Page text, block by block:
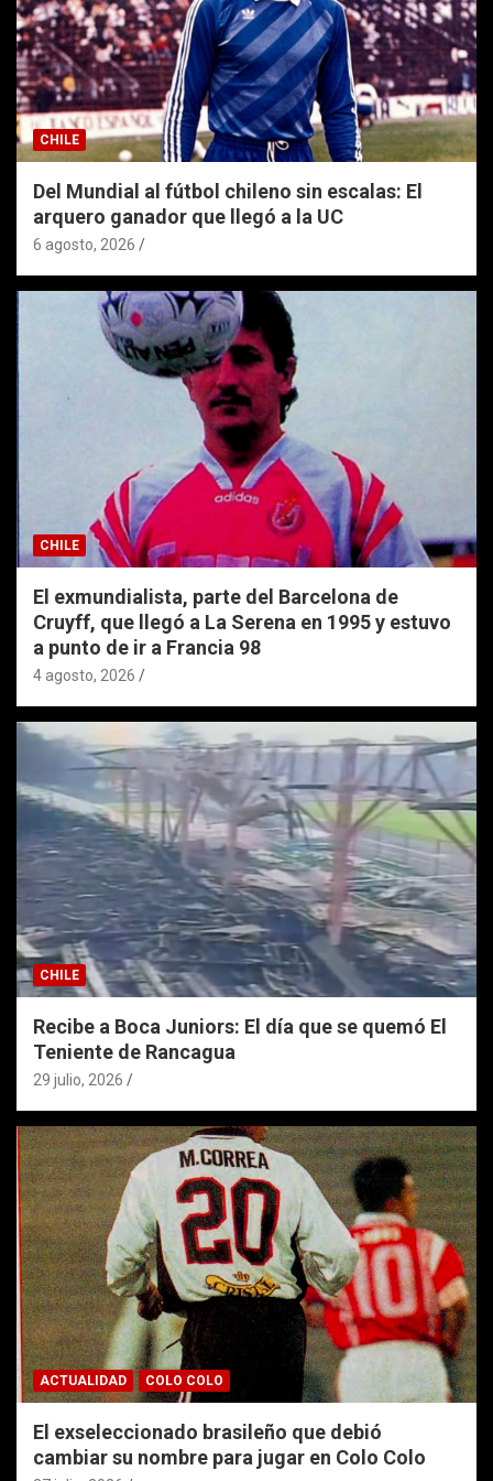
CHILE
Del Mundial al fútbol chileno sin escalas: El
arquero ganador que llegó a la UC
6 agosto, 2026
CHILE
El exmundialista, parte del Barcelona de
Cruyff, que llegó a La Serena en 1995 y estuvo
a punto de ir a Francia 98
4 agosto, 2026
CHILE
Recibe a Boca Juniors: El día que se quemó El
Teniente de Rancagua
29 julio, 2026
ACTUALIDAD COLO COLO
El exseleccionado brasileño que debió
cambiar su nombre para jugar en Colo Colo